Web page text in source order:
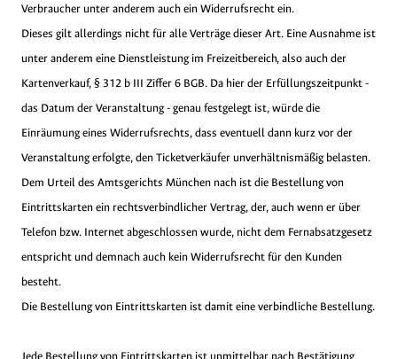
Verbraucher unter anderem auch ein Widerrufsrecht ein.
Dieses gilt allerdings nicht für alle Verträge dieser Art. Eine Ausnahme ist
unter anderem eine Dienstleistung im Freizeitbereich, also auch der
Kartenverkauf, § 312 b III Ziffer 6 BGB. Da hier der Erfüllungszeitpunkt -
das Datum der Veranstaltung - genau festgelegt ist, würde die
Einräumung eines Widerrufsrechts, dass eventuell dann kurz vor der
Veranstaltung erfolgte, den Ticketverkäufer unverhältnismäßig belasten.
Dem Urteil des Amtsgerichts München nach ist die Bestellung von
Eintrittskarten ein rechtsverbindlicher Vertrag, der, auch wenn er über
Telefon bzw. Internet abgeschlossen wurde, nicht dem Fernabsatzgesetz
entspricht und demnach auch kein Widerrufsrecht für den Kunden
besteht.
Die Bestellung von Eintrittskarten ist damit eine verbindliche Bestellung.